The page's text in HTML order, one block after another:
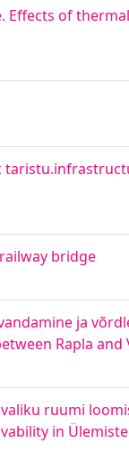
of
bridge
ja
Rapla and
ruumi
in